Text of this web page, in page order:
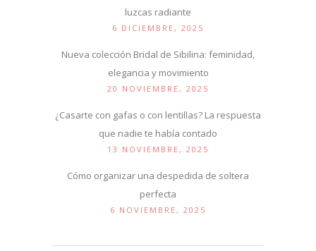
luzcas radiante
6 DICIEMBRE, 2025
Nueva colección Bridal de Sibilina: feminidad,
elegancia y movimiento
20 NOVIEMBRE, 2025
¿Casarte con gafas o con lentillas? La respuesta
que nadie te había contado
13 NOVIEMBRE, 2025
Cómo organizar una despedida de soltera
perfecta
6 NOVIEMBRE, 2025